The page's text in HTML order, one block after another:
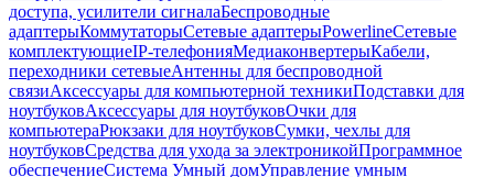
доступа, усилители сигналаБеспроводные
адаптерыКоммутаторыСетевые адаптерыPowerlineСетевые
комплектующиеIP-телефонияМедиаконвертерыКабели,
переходники сетевыеАнтенны для беспроводной
связиАксессуары для компьютерной техникиПодставки для
ноутбуковАксессуары для ноутбуковОчки для
компьютераРюкзаки для ноутбуковСумки, чехлы для
ноутбуковСредства для ухода за электроникойПрограммное
обеспечениеСистема Умный домУправление умным